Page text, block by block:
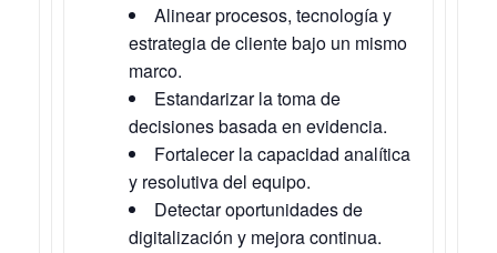
Alinear procesos, tecnología y
estrategia de cliente bajo un mismo
marco.
Estandarizar la toma de
decisiones basada en evidencia.
Fortalecer la capacidad analítica
y resolutiva del equipo.
Detectar oportunidades de
digitalización y mejora continua.